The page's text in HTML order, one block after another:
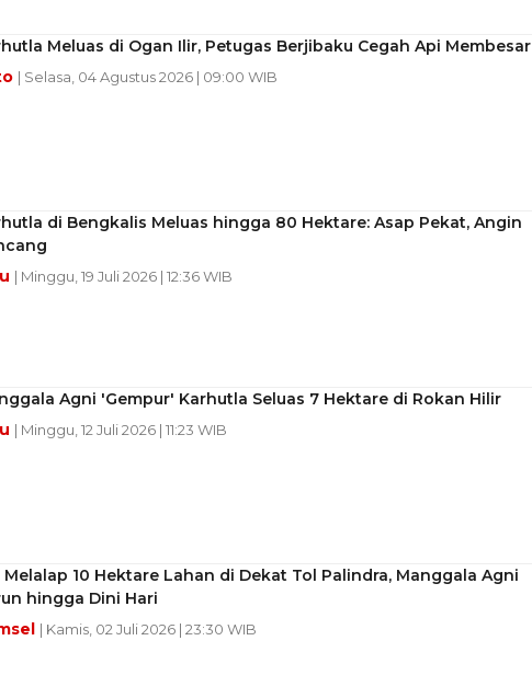
Meluas di Ogan Ilir, Petugas Berjibaku Cegah Api Membesar
| Selasa, 04 Agustus 2026 | 09:00 WIB
di Bengkalis Meluas hingga 80 Hektare: Asap Pekat, Angin
| Minggu, 19 Juli 2026 | 12:36 WIB
Agni 'Gempur' Karhutla Seluas 7 Hektare di Rokan Hilir
| Minggu, 12 Juli 2026 | 11:23 WIB
Melalap 10 Hektare Lahan di Dekat Tol Palindra, Manggala Agni
hingga Dini Hari
| Kamis, 02 Juli 2026 | 23:30 WIB